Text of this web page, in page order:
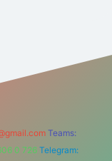
Teams:
0 726 Telegram: